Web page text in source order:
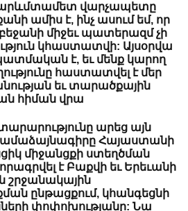
արևմտամետ
քանի ամիս է, ինչ ասում
Ադրբեջանի միջեւ
կհաստատվի:
պատմական է, եւ մենք
հաստատվել է
եւ
հիման վրա»:
հայտարարությունը արեց
երբ համաձայնագիրը
միջանցքի
ստորագրվել է Բաքվի եւ
շրջանակային
կնքման ընթացքում,
փոփոխությանը: